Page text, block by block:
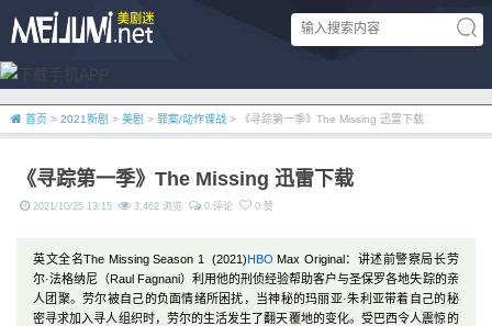
首页 > 2021新剧 > 美剧 > 罪案/动作谍战 > 《寻踪第一季》The Missing 迅雷下载
《寻踪第一季》The Missing 迅雷下载
2021/10/25 13:15 3,462 浏览 0 评论 0 赞
英文全名The Missing Season 1 (2021)HBO Max Original：讲述前警察局长劳
尔·法格纳尼（Raul Fagnani）利用他的刑侦经验帮助客户与圣保罗各地失踪的亲
人团聚。劳尔被自己的负面情绪所困扰，当神秘的玛丽亚·朱利亚带着自己的秘
密寻求加入寻人组织时，劳尔的生活发生了翻天覆地的变化。受巴西令人震惊的